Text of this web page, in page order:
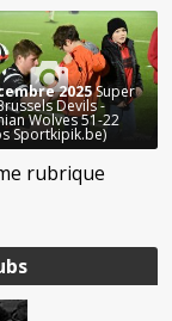
2025Super
Devils -
Wolves 51-22
Sportkipik.be)
rubrique